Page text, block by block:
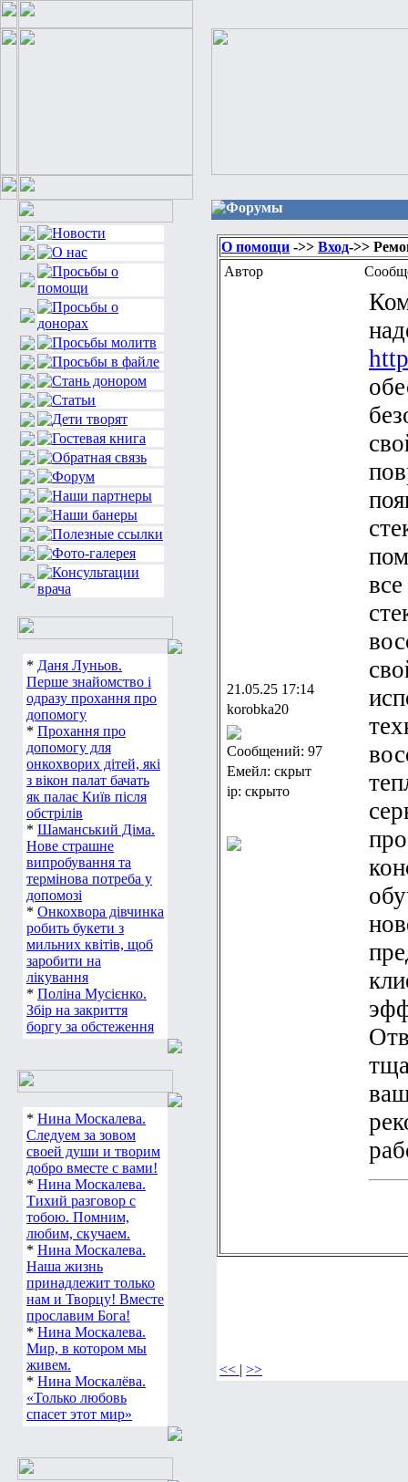
* Даня Луньов.
Перше знайомство і
одразу прохання про
допомогу
* Прохання про
допомогу для
онкохворих дітей, які
з вікон палат бачать
як палає Київ після
обстрілів
* Шаманський Діма.
Нове страшне
випробування та
термінова потреба у
допомозі
* Онкохвора дівчинка
робить букети з
мильних квітів, щоб
заробити на
лікування
* Поліна Мусієнко.
Збір на закриття
боргу за обстеження
* Нина Москалева.
Следуем за зовом
своей души и творим
добро вместе с вами!
* Нина Москалева.
Тихий разговор с
тобою. Помним,
любим, скучаем.
* Нина Москалева.
Наша жизнь
принадлежит только
нам и Творцу! Вместе
прославим Бога!
* Нина Москалева.
Мир, в котором мы
живем.
* Нина Москалёва.
«Только любовь
спасет этот мир»
Форумы
О помощи ->> Вход->>
Автор
21.05.25 17:14
korobka20
Сообщений: 97
Емейл: скрыт
ip: скрыто
<< | >>